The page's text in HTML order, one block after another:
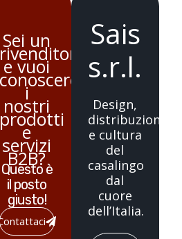
Sei un
rivenditore
e vuoi
conoscere
i
nostri
prodotti
e
servizi
B2B?
Questo è
il posto
giusto!
Sais
s.r.l.
Design,
distribuzione
e cultura
del
casalingo
dal
cuore
dell’Italia.